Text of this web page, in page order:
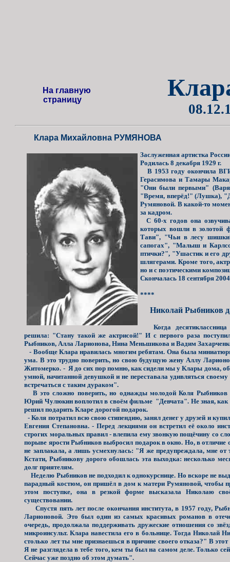
На главную
страницу
Клара Михайловна РУМЯНОВА
Заслуженная артистка
Родилась 8 декабря 1929 г.
В 1953 году окончила
Герасимова и Тамары
"Они были первыми"
"Время, вперёд!" (Лушка),
Румяновой. В какой-то
за кадром.
С 60-х годов она
которых вошли в золотой
Тави", "Чьи в лесу
сапогах", "Малыш и
птички?", "Ушастик и его
шлягерами. Кроме того,
но и с поэтическими
Скончалась 18 сентября
****
Николай Рыбников
Когда
решила: "Стану такой же актрисой!" И с первого раза
Рыбников, Алла Ларионова, Нина Меньшикова и Вадим
- Вообще Клара нравилась многим ребятам. Она была
ума. В это трудно поверить, но свою будущую жену Аллу
Житомерко. - Я до сих пор помню, как сидели мы у Клары дома,
умной, начитанной девушкой и не переставала удивляться
встречаться с таким дураком".
В это сложно поверить, но однажды молодой Коля Рыбников
Юрий Чулюкин воплотил в своём фильме "Девчата". Не зная, как
решил подарить Кларе дорогой подарок.
- Коля потратил всю свою стипендию, занял денег у друзей и
Евгения Степановна. - Перед лекциями он встретил её около
строгих моральных правил - влепила ему звонкую пощёчину со
порыве ярости Рыбников выбросил подарок в окно. Но, в
не заплакала, а лишь усмехнулась: "Я же предупреждала, мне от
Кстати, Рыбникову дорого обошлась эта выходка: несколько
долг приятелям.
Неделю Рыбников не подходил к однокурснице. Но вскоре не
парадный костюм, он пришёл в дом к матери Румяновой, чтобы
этом поступке, она в резкой форме высказала Николаю
существовании.
Спустя пять лет после окончания института, в 1957 году,
Ларионовой. Это был один из самых красивых романов в
очередь, продолжала поддерживать дружеские отношения со
микроинсульт. Клара навестила его в больнице. Тогда Николай
столько лет ты мне признаешься в причине своего отказа?" В
Я не разглядела в тебе того, кем ты был на самом деле. Только
Сейчас уже поздно об этом думать".